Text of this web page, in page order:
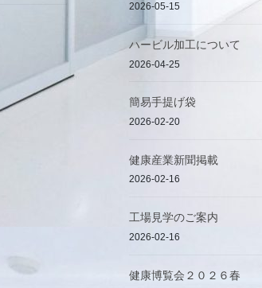
2026-05-15
ハービル加工について
2026-04-25
簡易手提げ袋
2026-02-20
健康産業新聞掲載
2026-02-16
工場見学のご案内
2026-02-16
健康博覧会２０２６春